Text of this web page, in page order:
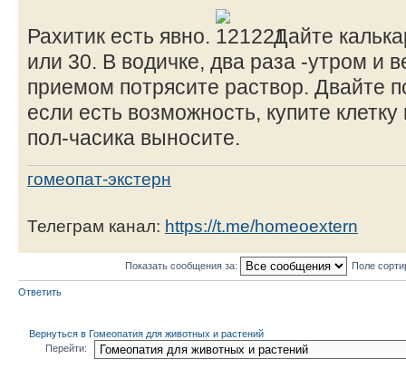
Рахитик есть явно.
Дайте
или 30. В водичке, два раза -утром и
приемом потрясите раствор. Двайте
если есть возможность, купите
пол-часика выносите.
гомеопат-экстерн
Телеграм канал: https://t.me/homeoextern
Показать сообщения за: Поле
Ответить
Вернуться в Гомеопатия для животных и растений
Перейти: